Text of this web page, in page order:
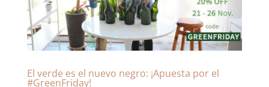
El verde es el nuevo negro: ¡Apuesta por el
#GreenFriday!